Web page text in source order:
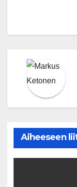
Aiheeseen